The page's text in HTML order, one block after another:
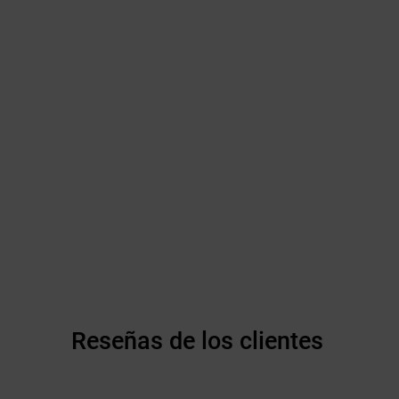
Reseñas de los clientes